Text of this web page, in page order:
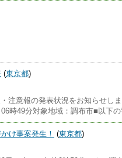
(東京都)
注意報の発表状況をお知らせし
時49分対象地域：調布市■以下
け事案発生！ (東京都)